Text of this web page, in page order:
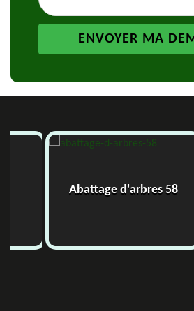
Abattage d'arbres 58